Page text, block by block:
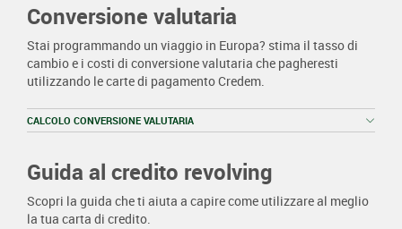
Conversione valutaria
Stai programmando un viaggio in Europa? stima il tasso di
cambio e i costi di conversione valutaria che pagheresti
utilizzando le carte di pagamento Credem.
CALCOLO CONVERSIONE VALUTARIA
Guida al credito revolving
Scopri la guida che ti aiuta a capire come utilizzare al meglio
la tua carta di credito.